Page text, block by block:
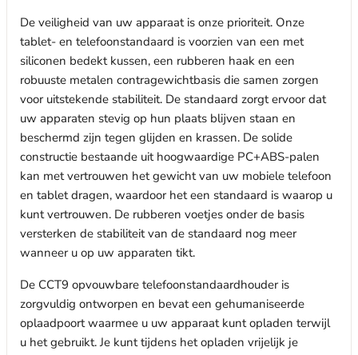
De veiligheid van uw apparaat is onze prioriteit. Onze
tablet- en telefoonstandaard is voorzien van een met
siliconen bedekt kussen, een rubberen haak en een
robuuste metalen contragewichtbasis die samen zorgen
voor uitstekende stabiliteit. De standaard zorgt ervoor dat
uw apparaten stevig op hun plaats blijven staan ​​en
beschermd zijn tegen glijden en krassen. De solide
constructie bestaande uit hoogwaardige PC+ABS-palen
kan met vertrouwen het gewicht van uw mobiele telefoon
en tablet dragen, waardoor het een standaard is waarop u
kunt vertrouwen. De rubberen voetjes onder de basis
versterken de stabiliteit van de standaard nog meer
wanneer u op uw apparaten tikt.
De CCT9 opvouwbare telefoonstandaardhouder is
zorgvuldig ontworpen en bevat een gehumaniseerde
oplaadpoort waarmee u uw apparaat kunt opladen terwijl
u het gebruikt. Je kunt tijdens het opladen vrijelijk je